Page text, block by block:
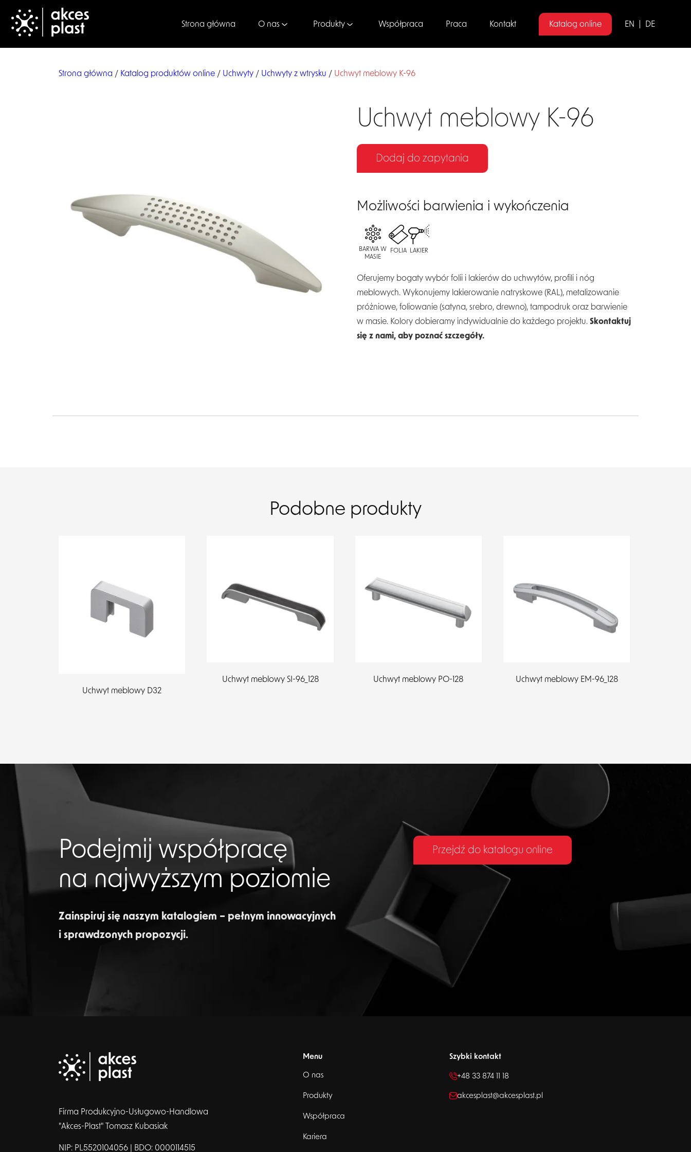
Strona główna O nas Produkty Współpraca Praca Kontakt Katalog online EN DE
Strona główna / Katalog produktów online / Uchwyty / Uchwyty z wtrysku / Uchwyt meblowy K-96
Uchwyt meblowy K-96
Dodaj do zapytania
Możliwości barwienia i wykończenia
BARWA W
MASIE
FOLIA LAKIER
Oferujemy bogaty wybór folii i lakierów do uchwytów, profili i nóg
meblowych. Wykonujemy lakierowanie natryskowe (RAL), metalizowanie
próżniowe, foliowanie (satyna, srebro, drewno), tampodruk oraz barwienie
w masie. Kolory dobieramy indywidualnie do każdego projektu.Skontaktuj
się z nami, aby poznać szczegóły.
Podobne produkty
Uchwyt meblowy D32
Uchwyt meblowy SI-96_128 Uchwyt meblowy PO-128 Uchwyt meblowy EM-96_128
Podejmij współpracę
na najwyższym poziomie
Zainspiruj się naszym katalogiem – pełnym innowacyjnych
i sprawdzonych propozycji.
Przejdź do katalogu online
Firma Produkcyjno-Usługowo-Handlowa
"Akces-Plast" Tomasz Kubasiak
NIP: PL5520104056 | BDO: 0000114515
Menu
O nas
Produkty
Współpraca
Kariera
Szybki kontakt
+48 33 874 11 18
akcesplast@akcesplast.pl